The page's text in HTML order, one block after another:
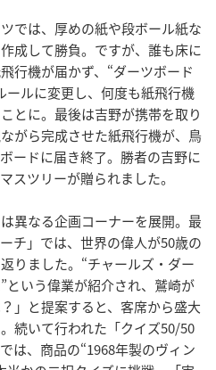
では、厚めの紙や段ボール紙な
成して勝負。ですが、誰も床に
行機が届かず、“ダーツボード
ールに変更し、何度も紙飛行機
とに。最後は吉野が携帯を取り
がら完成させた紙飛行機が、鳥
ードに届き終了。勝者の吉野に
スツリーが贈られました。
異なる企画コーナーを展開。最
チ」では、世界の偉人が50歳の
りました。“チャールズ・ダー
という偉業が紹介され、鷲崎が
」と提案すると、客席から盛大
続いて行われた「クイズ50/50
は、商品の“1968年製のヴィン